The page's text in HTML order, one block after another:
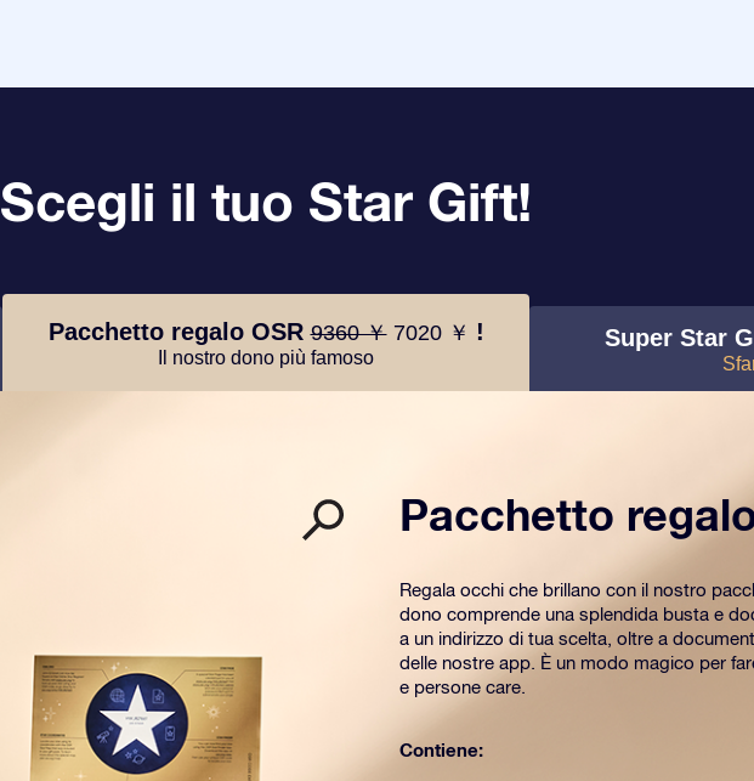
Scegli il tuo Star Gift!
Pacchetto regalo OSR9360 ￥ 7020 ￥ !
Il nostro dono più famoso
Super Star
Pacchetto
Regala occhi che brillano con il nostro
dono comprende una splendida busta e
a un indirizzo di tua scelta, oltre a
delle nostre app. È un modo magico per
e persone care.
Contiene: